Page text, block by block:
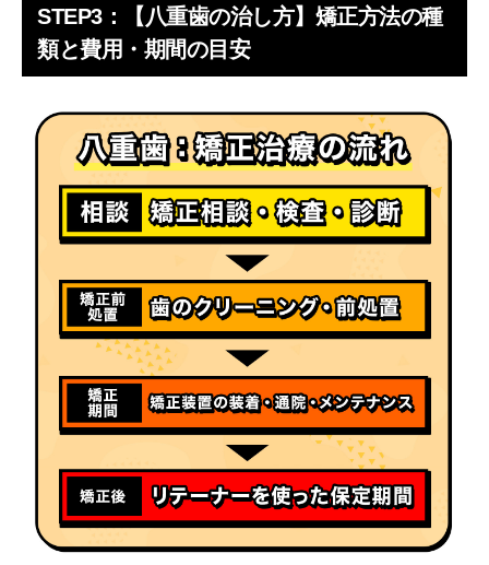
STEP3：【八重歯の治し方】矯正方法の種
類と費用・期間の目安